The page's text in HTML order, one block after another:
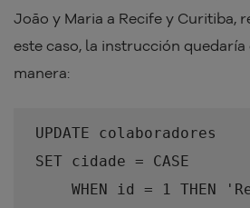
João y Maria a Recife y Curitiba,
este caso, la instrucción
manera:
UPDATE colaboradores
SET cidade = CASE
WHEN id = 1 THEN